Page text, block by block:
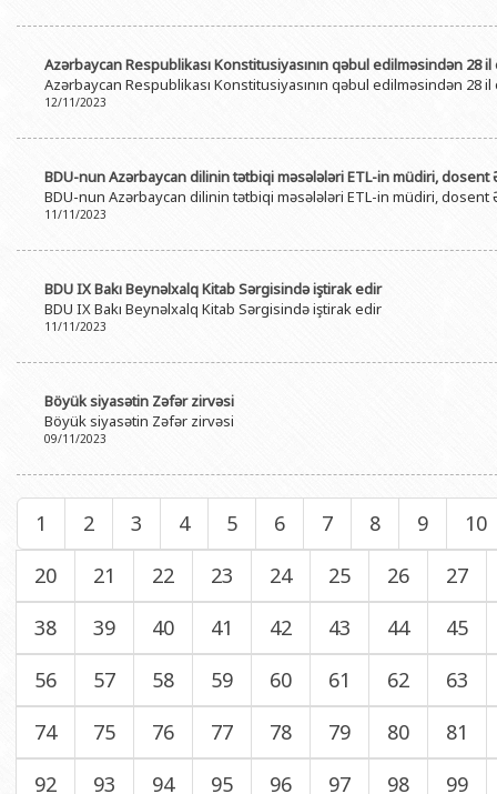
Azərbaycan Respublikası Konstitusiyasının qəbul edilməsindən 28
Azərbaycan Respublikası Konstitusiyasının qəbul edilməsindən 28
12/11/2023
BDU-nun Azərbaycan dilinin tətbiqi məsələləri ETL-in müdiri,
BDU-nun Azərbaycan dilinin tətbiqi məsələləri ETL-in müdiri,
11/11/2023
BDU IX Bakı Beynəlxalq Kitab Sərgisində iştirak edir
BDU IX Bakı Beynəlxalq Kitab Sərgisində iştirak edir
11/11/2023
Böyük siyasətin Zəfər zirvəsi
Böyük siyasətin Zəfər zirvəsi
09/11/2023
1 2 3 4 5 6 7 8 9
10
20
21 22 23 24 25 26
27
38
39 40 41 42 43 44
45
56
57 58 59 60 61 62
63
74
75 76 77 78 79 80
81
92
93 94 95 96 97 98
99